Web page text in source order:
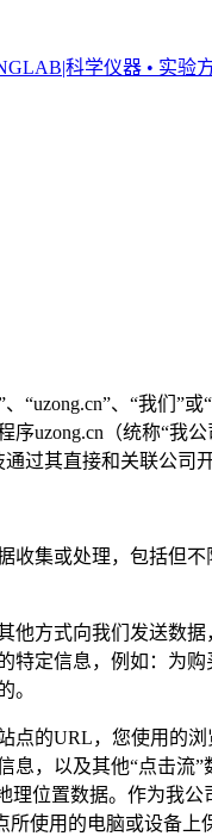
科学仪器 • 实验
“uzong.cn”、“我们
uzong.cn（统称“我
过其直接和关联公司开
集或处理，包括但
方式向我们发送数
定信息，例如：为
。
的URL，您使用的
，以及其他“点击
位置数据。作为我
使用的电脑或设备